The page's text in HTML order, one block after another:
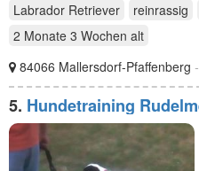
Labrador Retriever reinrassig
2 Monate 3 Wochen alt
84066 Mallersdorf-Pfaffenberg
5. Hundetraining